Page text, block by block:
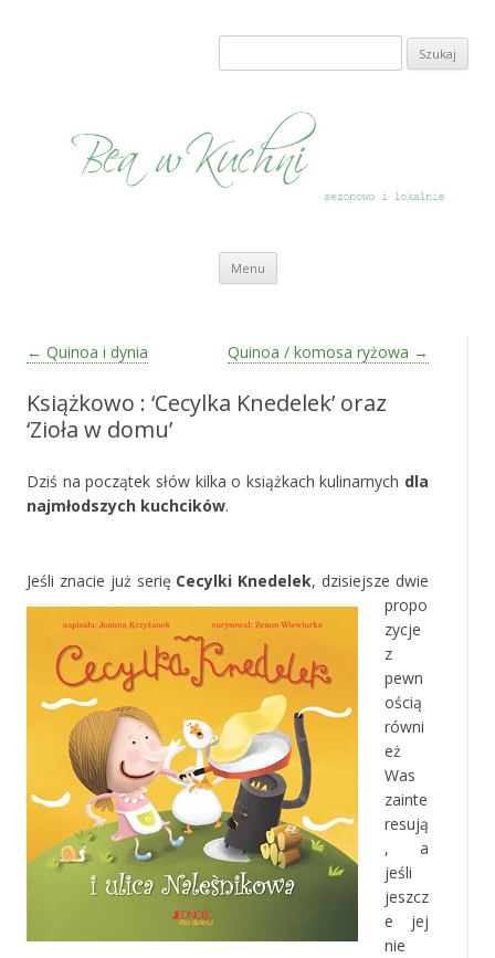
Szukaj:
Menu Przeskocz do treści
Zobacz wpisy
← Quinoa i dynia Quinoa / komosa ryżowa →
Książkowo : ‘Cecylka Knedelek’ oraz
‘Zioła w domu’
Dziś na początek słów kilka o książkach kulinarnych dla
najmłodszych kuchcików.
Jeśli znacie już serię Cecylki Knedelek, dzisiejsze dwie
propo
zycje
z
pewn
ością
równi
eż
Was
zainte
resują
, a
jeśli
jeszcz
e jej
nie